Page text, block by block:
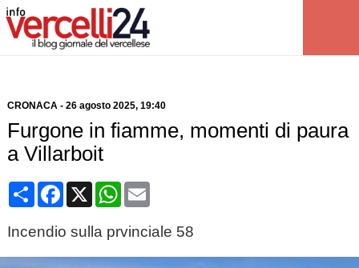
CRONACA- 26 agosto 2025, 19:40
Furgone in fiamme, momenti di paura
a Villarboit
CondividiFacebook
X WhatsApp
Email
Incendio sulla prvinciale 58